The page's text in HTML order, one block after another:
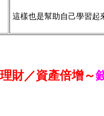
這樣也是幫助自己學習起
財／資產倍增～